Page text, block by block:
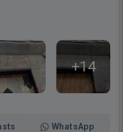
+14
WhatsApp